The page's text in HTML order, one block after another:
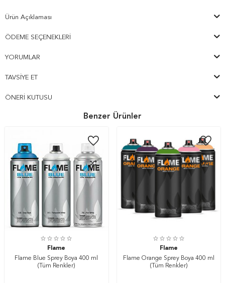
Ürün Açıklaması
ÖDEME SEÇENEKLERI
YORUMLAR
TAVSIYE ET
ÖNERI KUTUSU
Benzer Ürünler
Flame
Flame Blue Sprey Boya 400 ml
(Tüm Renkler)
Flame
Flame Orange Sprey Boya 400 ml
(Tüm Renkler)